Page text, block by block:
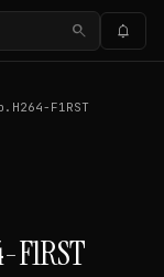
search notifications
F1RST
F1RST